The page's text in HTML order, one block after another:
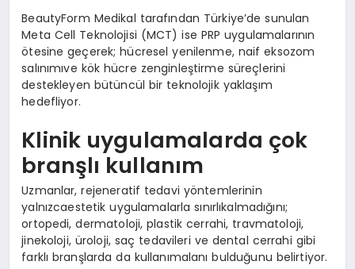
BeautyForm Medikal tarafından Türkiye’de sunulan
Meta Cell Teknolojisi (MCT) ise PRP uygulamalarının
ötesine geçerek; hücresel yenilenme, naif eksozom
salınımıve kök hücre zenginleştirme süreçlerini
destekleyen bütüncül bir teknolojik yaklaşım
hedefliyor.
Klinik uygulamalarda çok
branşlı kullanım
Uzmanlar, rejeneratif tedavi yöntemlerinin
yalnızcaestetik uygulamalarla sınırlıkalmadığını;
ortopedi, dermatoloji, plastik cerrahi, travmatoloji,
jinekoloji, üroloji, saç tedavileri ve dental cerrahi gibi
farklı branşlarda da kullanımalanı bulduğunu belirtiyor.